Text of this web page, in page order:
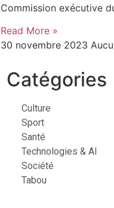
Commission exécutive
Read More »
30 novembre 2023
Catégories
Culture
Sport
Santé
Technologies & AI
Société
Tabou